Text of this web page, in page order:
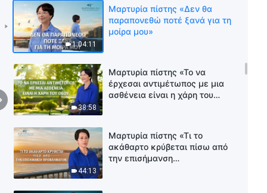
1:04:11
Μαρτυρία πίστης «Δεν θα
παραπονεθώ ποτέ ξανά για τη
μοίρα μου»
38:58
Μαρτυρία πίστης «Το να
έρχεσαι αντιμέτωπος με μια
ασθένεια είναι η χάρη του
44:13
Μαρτυρία πίστης «Τι το
ακάθαρτο κρύβεται πίσω από
την επισήμανση